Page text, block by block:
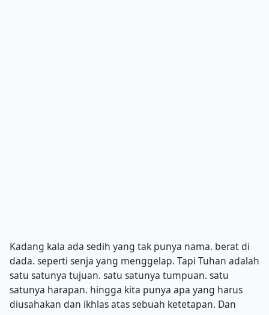
Kadang kala ada sedih yang tak punya nama. berat di
dada. seperti senja yang menggelap. Tapi Tuhan adalah
satu satunya tujuan. satu satunya tumpuan. satu
satunya harapan. hingga kita punya apa yang harus
diusahakan dan ikhlas atas sebuah ketetapan. Dan